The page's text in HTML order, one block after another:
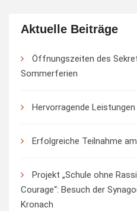
Aktuelle Beiträge
Öffnungszeiten des
Sommerferien
Hervorragende Leistungen
Erfolgreiche Teilnahme
Projekt „Schule ohne
Courage“: Besuch der
Kronach